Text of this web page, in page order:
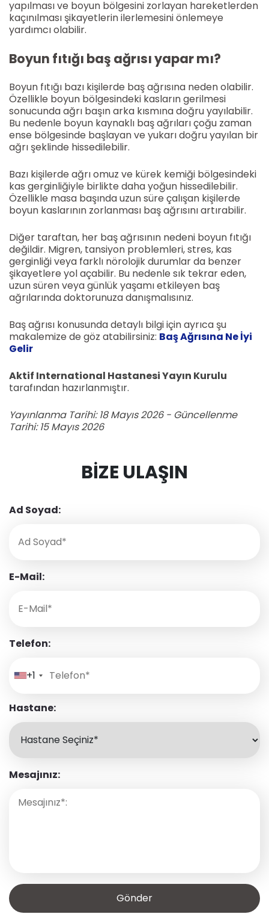
yapılması ve boyun bölgesini zorlayan hareketlerden
kaçınılması şikayetlerin ilerlemesini önlemeye
yardımcı olabilir.
Boyun fıtığı baş ağrısı yapar mı?
Boyun fıtığı bazı kişilerde baş ağrısına neden olabilir.
Özellikle boyun bölgesindeki kasların gerilmesi
sonucunda ağrı başın arka kısmına doğru yayılabilir.
Bu nedenle boyun kaynaklı baş ağrıları çoğu zaman
ense bölgesinde başlayan ve yukarı doğru yayılan bir
ağrı şeklinde hissedilebilir.
Bazı kişilerde ağrı omuz ve kürek kemiği bölgesindeki
kas gerginliğiyle birlikte daha yoğun hissedilebilir.
Özellikle masa başında uzun süre çalışan kişilerde
boyun kaslarının zorlanması baş ağrısını artırabilir.
Diğer taraftan, her baş ağrısının nedeni boyun fıtığı
değildir. Migren, tansiyon problemleri, stres, kas
gerginliği veya farklı nörolojik durumlar da benzer
şikayetlere yol açabilir. Bu nedenle sık tekrar eden,
uzun süren veya günlük yaşamı etkileyen baş
ağrılarında doktorunuza danışmalısınız.
Baş ağrısı konusunda detaylı bilgi için ayrıca şu
makalemize de göz atabilirsiniz: Baş Ağrısına Ne İyi
Gelir
Aktif International Hastanesi Yayın Kurulu
tarafından hazırlanmıştır.
Yayınlanma Tarihi: 18 Mayıs 2026 - Güncellenme
Tarihi: 15 Mayıs 2026
BIZE ULAŞIN
Ad Soyad:
E-Mail:
Telefon:
+1
Hastane:
Mesajınız: